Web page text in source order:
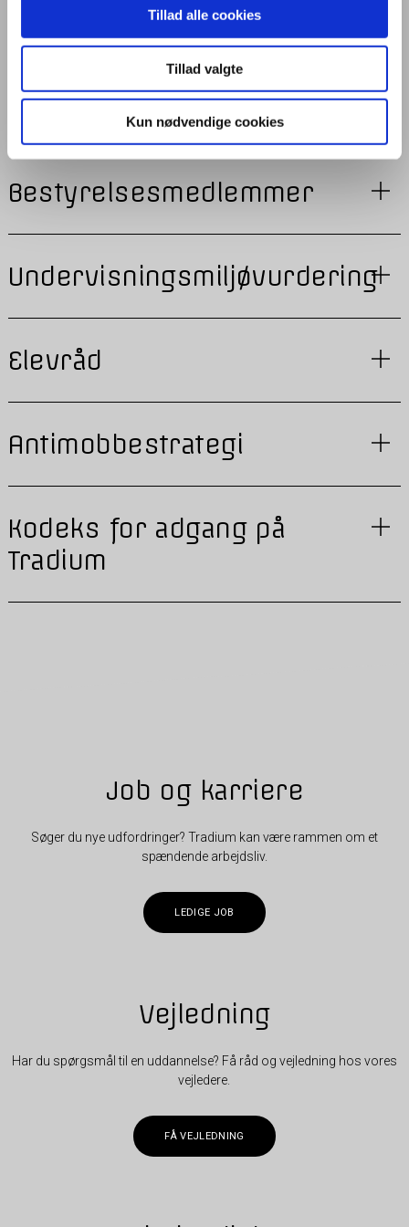
Tillad alle cookies
Tillad valgte
Kun nødvendige cookies
Aktuelle evalueringer
Vedtægter
Bestyrelsesmedlemmer
Undervisningsmiljøvurdering
Elevråd
Antimobbestrategi
Kodeks for adgang på
Tradium
Job og karriere
Søger du nye udfordringer? Tradium kan være rammen om et
spændende arbejdsliv.
LEDIGE JOB
Vejledning
Har du spørgsmål til en uddannelse? Få råd og vejledning hos vores
vejledere.
FÅ VEJLEDNING